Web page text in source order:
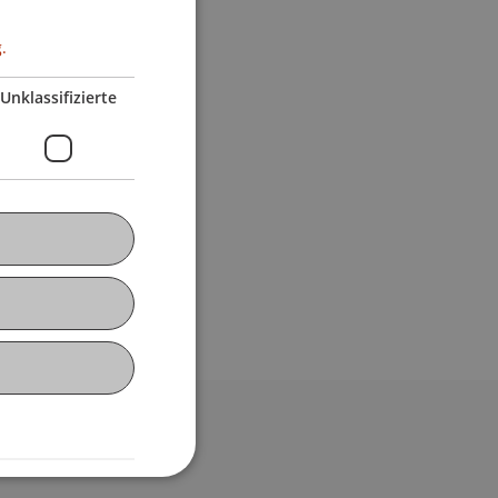
Verzeichnis
Unklassifizierte